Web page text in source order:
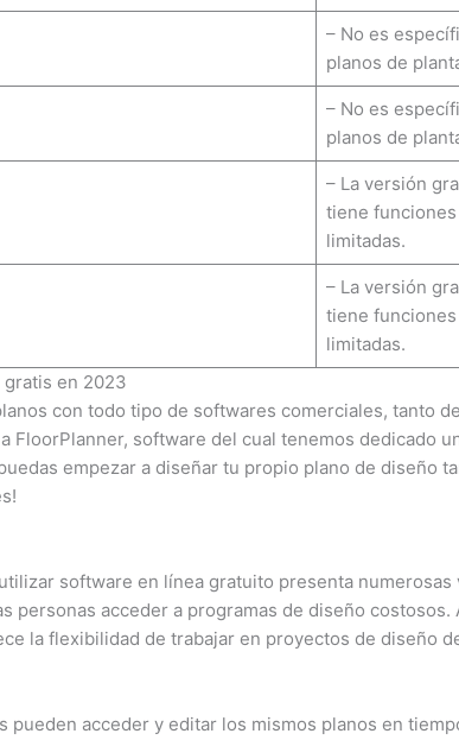
– No es
planos de
– No es
planos de
– La versión
tiene funciones
limitadas.
– La versión
tiene funciones
limitadas.
gratis en 2023
con todo tipo de softwares comerciales, tanto
FloorPlanner, software del cual tenemos dedicado
empezar a diseñar tu propio plano de diseño
software en línea gratuito presenta numerosas
personas acceder a programas de diseño costosos.
la flexibilidad de trabajar en proyectos de diseño
acceder y editar los mismos planos en